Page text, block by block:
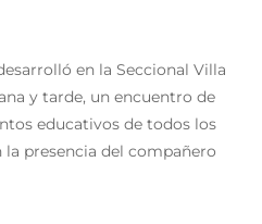
en la Seccional Villa
y tarde, un encuentro de
educativos de todos los
presencia del compañero